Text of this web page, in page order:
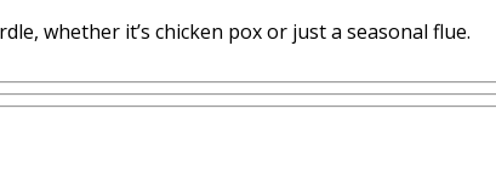
whether it’s chicken pox or just a seasonal flue.